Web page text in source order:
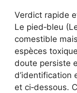
Verdict rapide
Le pied‑bleu
comestible
espèces
doute persiste
d’identification
et ci‑dessous.